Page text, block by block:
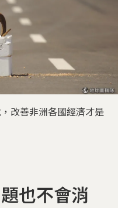
改善非洲各國經濟才是
也不會消